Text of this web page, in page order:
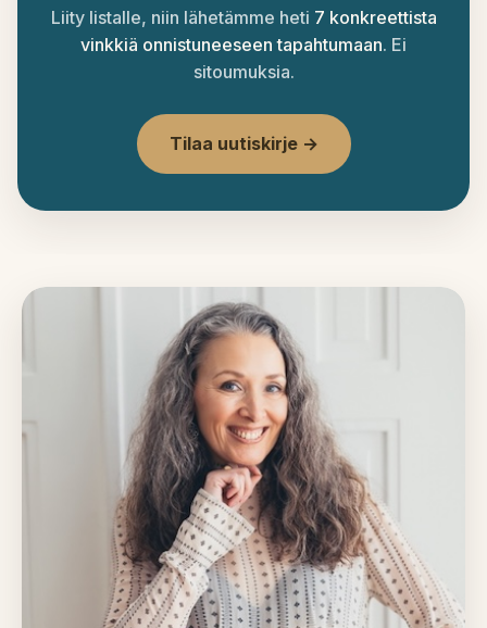
Liity listalle, niin lähetämme heti 7 konkreettista
vinkkiä onnistuneeseen tapahtumaan. Ei
sitoumuksia.
Tilaa uutiskirje →